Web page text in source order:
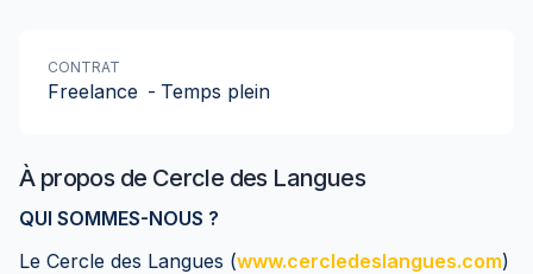
À propos de Cercle des Langues
QUI SOMMES-NOUS ?
Le Cercle des Langues (www.cercledeslangues.com)
CONTRAT
Freelance - Temps plein